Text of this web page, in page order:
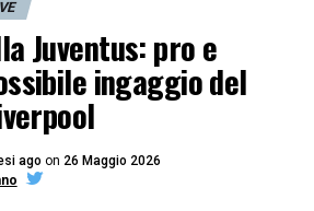
Juventus: pro e
ingaggio del
ago on 26 Maggio 2026